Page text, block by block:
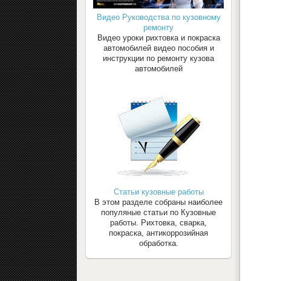
Видео Руководства по кузовному
ремонту
Видео уроки рихтовка и покраска
автомобилей видео пособия и
инструкции по ремонту кузова
автомобилей
Статьи кузовные работы
В этом разделе собраны наиболее
популяные статьи по Кузовные
работы. Рихтовка, сварка,
покраска, антикоррозийная
обработка.